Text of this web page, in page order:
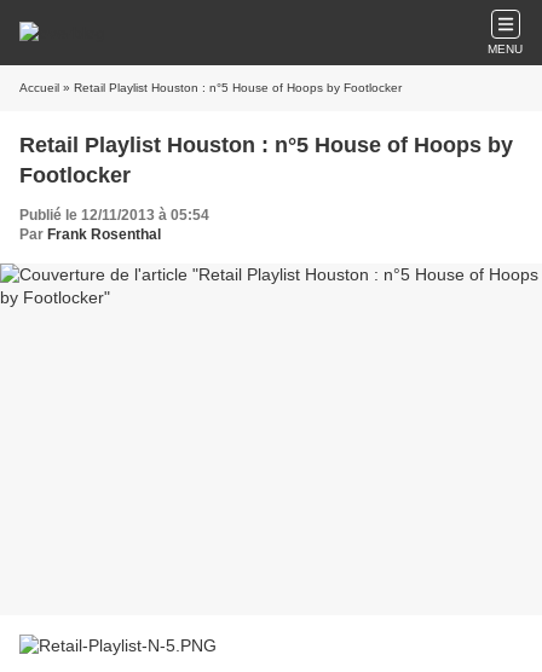
MENU
Accueil » Retail Playlist Houston : n°5 House of Hoops by Footlocker
Retail Playlist Houston : n°5 House of Hoops by
Footlocker
Publié le 12/11/2013 à 05:54
Par Frank Rosenthal